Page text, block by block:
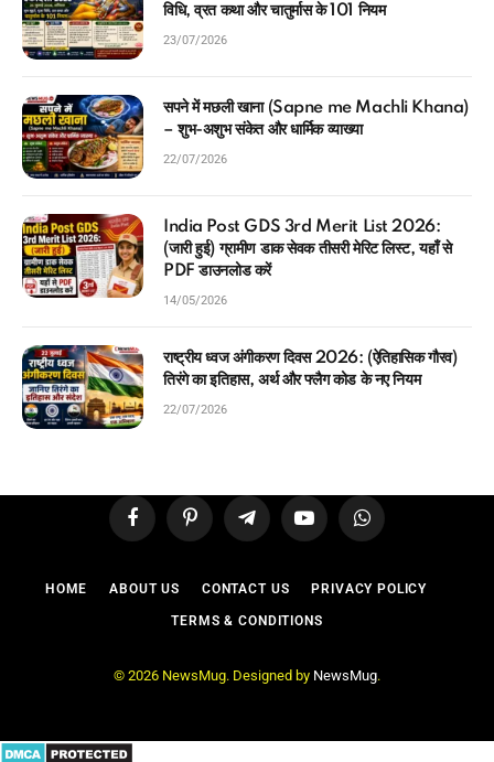
विधि, व्रत कथा और चातुर्मास के 101 नियम
23/07/2026
सपने में मछली खाना (Sapne me Machli Khana)
– शुभ-अशुभ संकेत और धार्मिक व्याख्या
22/07/2026
India Post GDS 3rd Merit List 2026:
(जारी हुई) ग्रामीण डाक सेवक तीसरी मेरिट लिस्ट, यहाँ से
PDF डाउनलोड करें
14/05/2026
राष्ट्रीय ध्वज अंगीकरण दिवस 2026: (ऐतिहासिक गौरव)
तिरंगे का इतिहास, अर्थ और फ्लैग कोड के नए नियम
22/07/2026
FacebookPinterest TelegramYouTubeWhatsApp
HOME ABOUT US CONTACT US PRIVACY POLICY
TERMS & CONDITIONS
© 2026 NewsMug. Designed by NewsMug.